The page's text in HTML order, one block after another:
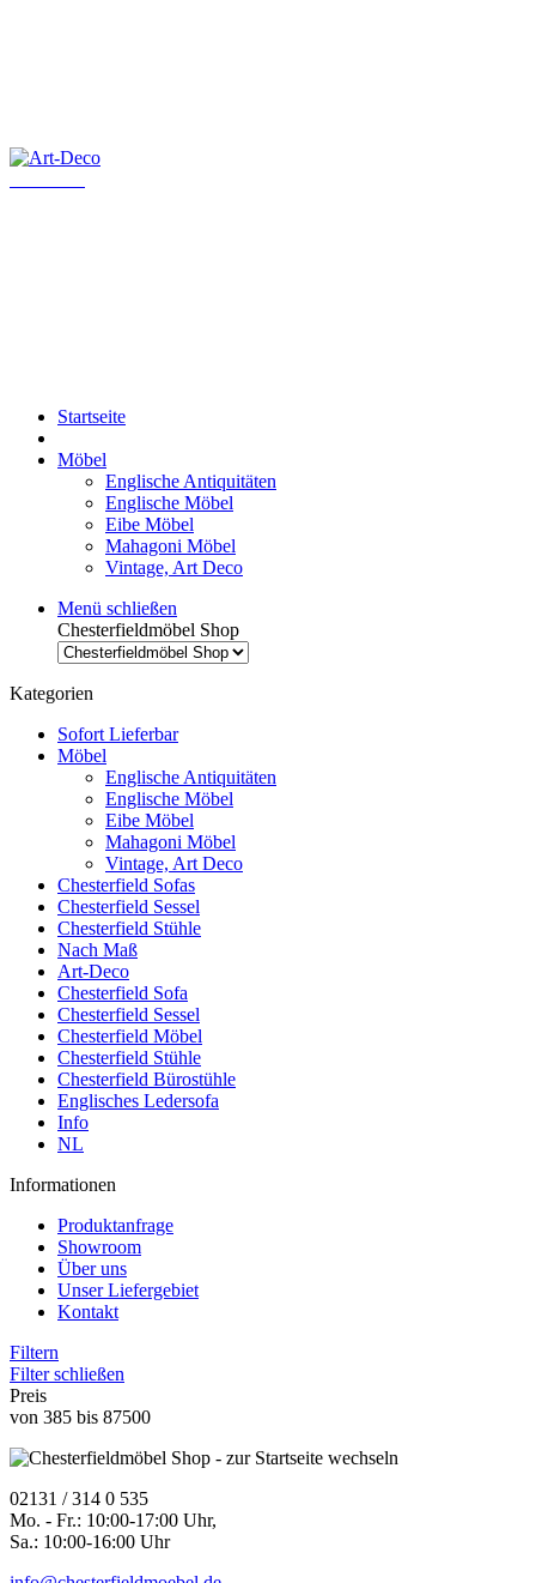
Startseite
Möbel
Englische Antiquitäten
Englische Möbel
Eibe Möbel
Mahagoni Möbel
Vintage, Art Deco
Menü schließen
Chesterfieldmöbel Shop
Kategorien
Sofort Lieferbar
Möbel
Englische Antiquitäten
Englische Möbel
Eibe Möbel
Mahagoni Möbel
Vintage, Art Deco
Chesterfield Sofas
Chesterfield Sessel
Chesterfield Stühle
Nach Maß
Art-Deco
Chesterfield Sofa
Chesterfield Sessel
Chesterfield Möbel
Chesterfield Stühle
Chesterfield Bürostühle
Englisches Ledersofa
Info
NL
Informationen
Produktanfrage
Showroom
Über uns
Unser Liefergebiet
Kontakt
Filtern
Filter schließen
Preis
von 385 bis 87500
02131 / 314 0 535
Mo. - Fr.: 10:00-17:00 Uhr,
Sa.: 10:00-16:00 Uhr